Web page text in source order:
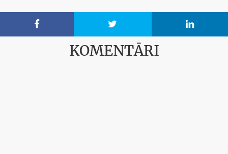
  
KOMENTĀRI